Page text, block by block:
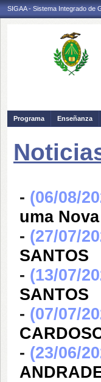
SIGAA - Sistema Integrado de
Programa Enseñanza
- (06/08/
uma
- (27/07/
SANTOS
- (13/07/
SANTOS
- (07/07/
- (23/06/